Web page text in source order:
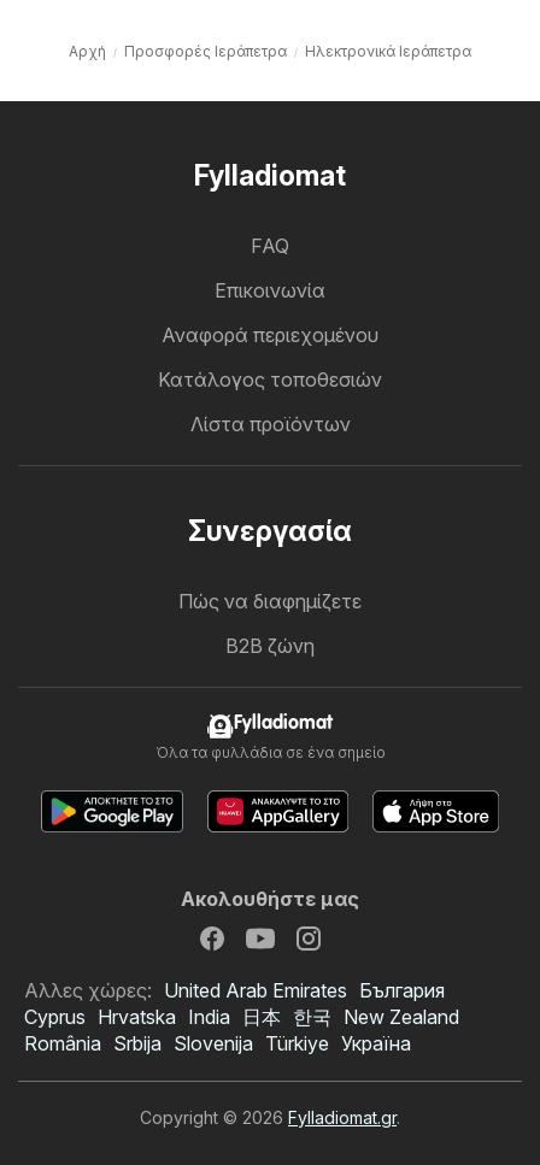
Αρχή Προσφορές Ιεράπετρα Hλεκτρονικά Ιεράπετρα
Fylladiomat
FAQ
Επικοινωνία
Αναφορά περιεχομένου
Κατάλογος τοποθεσιών
Λίστα προϊόντων
Συνεργασία
Πώς να διαφημίζετε
B2B ζώνη
Fylladiomat
Όλα τα φυλλάδια σε ένα σημείο
Ακολουθήστε μας
Αλλες χώρες: United Arab Emirates България
Cyprus Hrvatska India 日本 한국 New Zealand
România Srbija Slovenija Türkiye Україна
Copyright © 2026 Fylladiomat.gr.